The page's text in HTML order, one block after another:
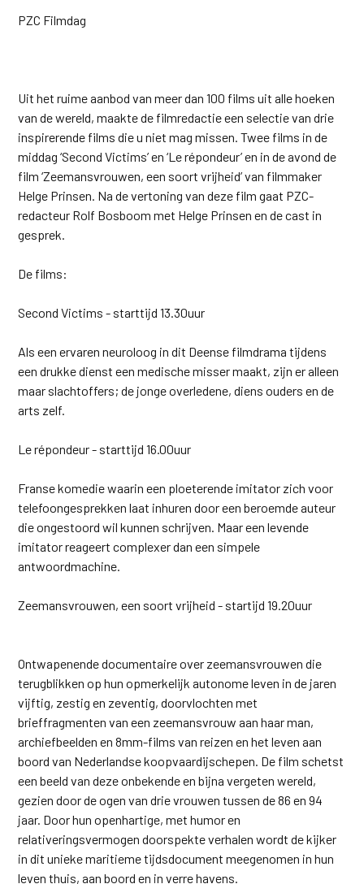
PZC Filmdag
Uit het ruime aanbod van meer dan 100 films uit alle hoeken
van de wereld, maakte de filmredactie een selectie van drie
inspirerende films die u niet mag missen. Twee films in de
middag ‘Second Victims’ en ‘Le répondeur’ en in de avond de
film ‘Zeemansvrouwen, een soort vrijheid’ van filmmaker
Helge Prinsen. Na de vertoning van deze film gaat PZC-
redacteur Rolf Bosboom met Helge Prinsen en de cast in
gesprek.
De films:
Second Victims - starttijd 13.30uur
Als een ervaren neuroloog in dit Deense filmdrama tijdens
een drukke dienst een medische misser maakt, zijn er alleen
maar slachtoffers; de jonge overledene, diens ouders en de
arts zelf.
Le répondeur - starttijd 16.00uur
Franse komedie waarin een ploeterende imitator zich voor
telefoongesprekken laat inhuren door een beroemde auteur
die ongestoord wil kunnen schrijven. Maar een levende
imitator reageert complexer dan een simpele
antwoordmachine.
Zeemansvrouwen, een soort vrijheid - startijd 19.20uur
Ontwapenende documentaire over zeemansvrouwen die
terugblikken op hun opmerkelijk autonome leven in de jaren
vijftig, zestig en zeventig, doorvlochten met
brieffragmenten van een zeemansvrouw aan haar man,
archiefbeelden en 8mm-films van reizen en het leven aan
boord van Nederlandse koopvaardijschepen. De film schetst
een beeld van deze onbekende en bijna vergeten wereld,
gezien door de ogen van drie vrouwen tussen de 86 en 94
jaar. Door hun openhartige, met humor en
relativeringsvermogen doorspekte verhalen wordt de kijker
in dit unieke maritieme tijdsdocument meegenomen in hun
leven thuis, aan boord en in verre havens.